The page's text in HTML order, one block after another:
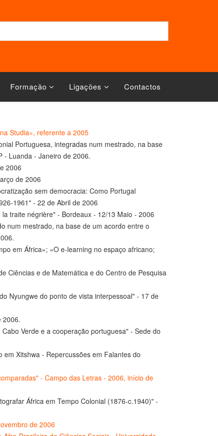
Formação Ligações Contactos
Studia», referente a 2005
Portuguesa, integradas num mestrado, na base
- Luanda - Janeiro de 2006.
2006
de 2006
sem democracia: Como Portugal
1961" - 22 de Abril de 2006
traite négrière" - Bordeaux - 12/13 Maio - 2006
num mestrado, na base de um acordo entre o
em África»; «O e-learning no espaço africano;
Ciências e de Matemática e do Centro de Pesquisa
Nyungwe do ponto de vista interpessoal" - 17 de
2006.
Verde e a cooperação portuguesa" - Sede do
Xitshwa - Repercussões em Falantes do
- Campo das Letras - 2006, início de
África em Tempo Colonial (1876-c.1940)" -
de 2006